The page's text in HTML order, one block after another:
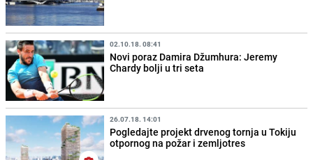
02.10.18. 08:41
Novi poraz Damira Džumhura: Jeremy
Chardy bolji u tri seta
26.07.18. 14:01
Pogledajte projekt drvenog tornja u Tokiju
otpornog na požar i zemljotres